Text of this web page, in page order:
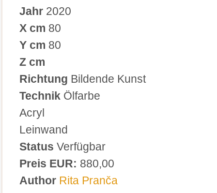
Jahr 2020
X cm 80
Y cm 80
Z cm
Richtung Bildende Kunst
Technik Ölfarbe
Acryl
Leinwand
Status Verfügbar
Preis EUR: 880,00
Author Rita Pranča